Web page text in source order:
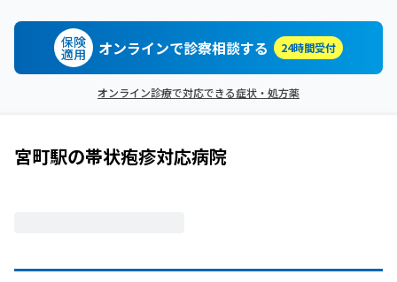
保険
適用 オンラインで診察相談する 24時間受付
オンライン診療で対応できる症状・処方薬
宮町駅の帯状疱疹対応病院